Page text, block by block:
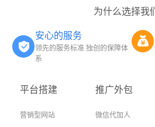
为什么选择我
安心的服务
领先的服务标准 独创的保障体
系
平台搭建
营销型网站
推广外包
微信代加人